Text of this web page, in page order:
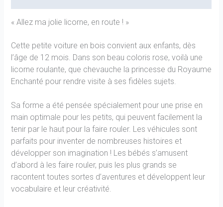
« Allez ma jolie licorne, en route ! »
Cette petite voiture en bois convient aux enfants, dès
l’âge de 12 mois. Dans son beau coloris rose, voilà une
licorne roulante, que chevauche la princesse du Royaume
Enchanté pour rendre visite à ses fidèles sujets.
Sa forme a été pensée spécialement pour une prise en
main optimale pour les petits, qui peuvent facilement la
tenir par le haut pour la faire rouler. Les véhicules sont
parfaits pour inventer de nombreuses histoires et
développer son imagination ! Les bébés s’amusent
d’abord à les faire rouler, puis les plus grands se
racontent toutes sortes d’aventures et développent leur
vocabulaire et leur créativité.